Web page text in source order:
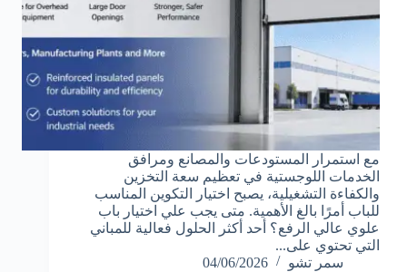
مع استمرار المستودعات والمصانع ومرافق
الخدمات اللوجستية في تعظيم سعة التخزين
والكفاءة التشغيلية، يصبح اختيار التكوين المناسب
للباب أمرًا بالغ الأهمية. متى يجب علي اختيار باب
علوي عالي الرفع؟ أحد أكثر الحلول فعالية للمباني
التي تحتوي على...
سمر تشو
04/06/2026